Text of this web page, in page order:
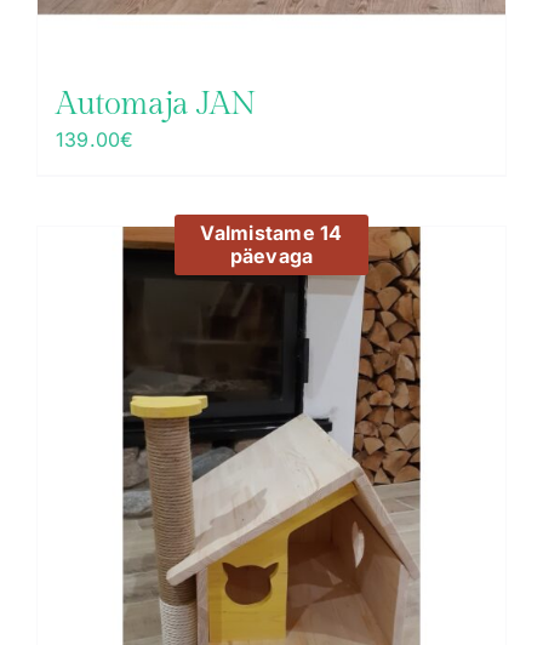
Automaja JAN
139.00€
Valmistame 14
päevaga